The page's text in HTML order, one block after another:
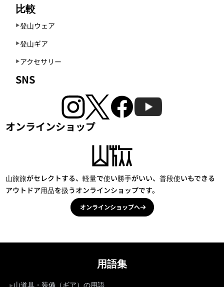
比較
登山ウェア
登山ギア
アクセサリー
SNS
オンラインショップ
山旅旅がセレクトする、軽量で使い勝手がいい、普段使いもできる
アウトドア用品を扱うオンラインショップです。
オンラインショップへ
用語集
山道具・装備（ギア）の用語